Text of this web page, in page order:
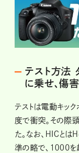
テスト方法
に乗せ、傷
テストは電動キッ
度で衝突。その際
た。なお、HICと
準の略で、1000を